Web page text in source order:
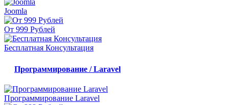
Joomla
От 999 Рублей
Бесплатная Консультация
Программирование / Laravel
Программирование Laravel